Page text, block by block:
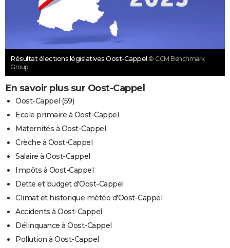
Résultat élections législatives Oost-Cappel © CCM Benchmark
Group
En savoir plus sur Oost-Cappel
Oost-Cappel (59)
Ecole primaire à Oost-Cappel
Maternités à Oost-Cappel
Crèche à Oost-Cappel
Salaire à Oost-Cappel
Impôts à Oost-Cappel
Dette et budget d'Oost-Cappel
Climat et historique météo d'Oost-Cappel
Accidents à Oost-Cappel
Délinquance à Oost-Cappel
Pollution à Oost-Cappel